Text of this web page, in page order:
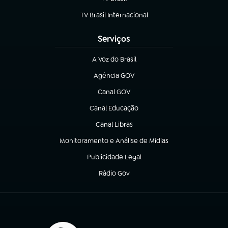
(abre em nova aba)
TV Brasil Internacional
(abre em nova aba)
Serviços
A Voz do Brasil
(abre em nova aba)
Agência GOV
(abre em nova aba)
Canal GOV
(abre em nova aba)
Canal Educação
(abre em nova aba)
Canal Libras
(abre em nova aba)
Monitoramento e Análise de Mídias
(abre em nova aba)
Publicidade Legal
(abre em nova aba)
Rádio Gov
(abre em nova aba)